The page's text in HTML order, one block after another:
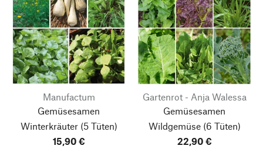
Manufactum
Gemüsesamen
Winterkräuter(5 Tüten)
15,90 €
Gartenrot - Anja Walessa
Gemüsesamen
Wildgemüse(6 Tüten)
22,90 €